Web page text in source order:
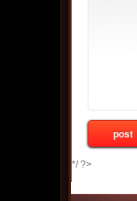
*/ ?>